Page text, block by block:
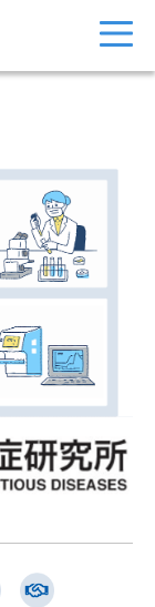
一覧
関係
ス情報